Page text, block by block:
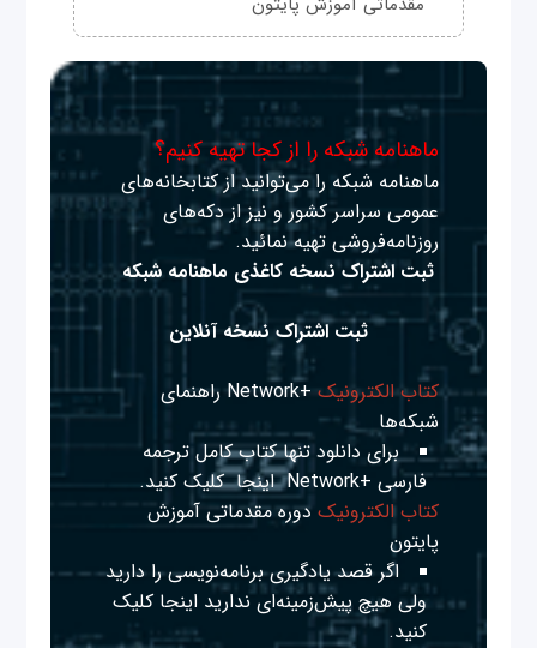
ماهنامه شبکه را از کجا تهیه کنیم؟
ماهنامه شبکه را می‌توانید از کتابخانه‌های
عمومی سراسر کشور و نیز از دکه‌های
روزنامه‌فروشی تهیه نمائید.
ثبت اشتراک نسخه کاغذی ماهنامه شبکه
ثبت اشتراک نسخه آنلاین
کتاب الکترونیک
+Network راهنمای
شبکه‌ها
برای دانلود تنها کتاب کامل ترجمه
فارسی +Network
اینجا کلیک کنید.
کتاب الکترونیک دوره مقدماتی آموزش
پایتون
اگر قصد یادگیری برنامه‌نویسی را دارید
ولی هیچ پیش‌زمینه‌ای نداریداینجا کلیک
کنید.